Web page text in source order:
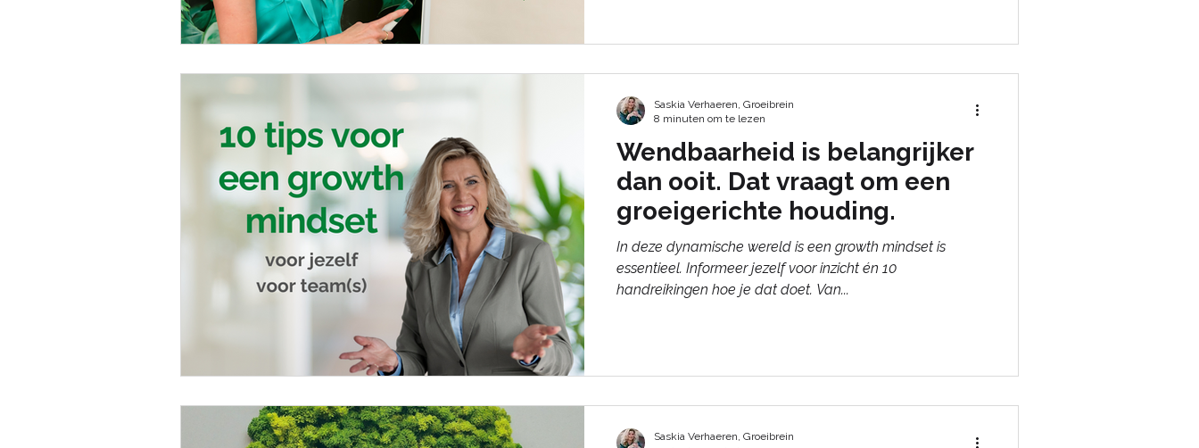
Wendbaarheid is belangrijker
dan ooit. Dat vraagt om een
groeigerichte houding.
In deze dynamische wereld is een growth mindset is
essentieel. Informeer jezelf voor inzicht én 10
handreikingen hoe je dat doet. Van...
Saskia Verhaeren, Groeibrein
8 minuten om te lezen
Saskia Verhaeren, Groeibrein